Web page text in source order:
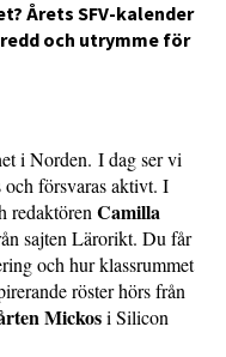
Årets SFV-kalender
och utrymme för
i Norden. I dag ser vi
och försvaras aktivt. I
redaktören Camilla
sajten Lärorikt. Du får
och hur klassrummet
röster hörs från
Mickosi Silicon